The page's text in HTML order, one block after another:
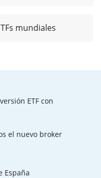
mundiales
ETF con
el nuevo broker
España